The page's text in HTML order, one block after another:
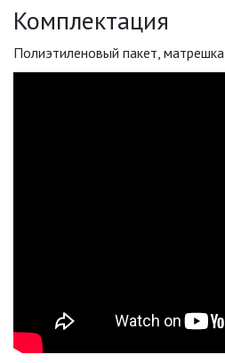
Комплектация
Полиэтиленовый пакет, матрешка